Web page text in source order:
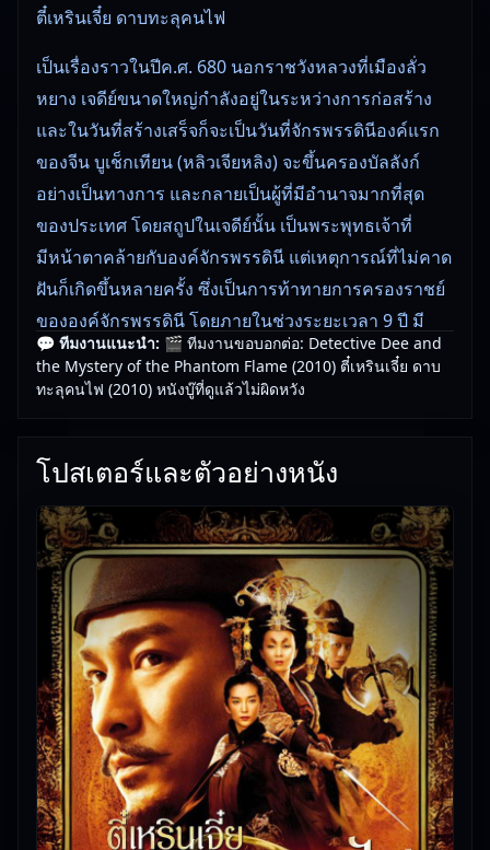
ตี๋เหรินเจี๋ย ดาบทะลุคนไฟ
เป็นเรื่องราวในปีค.ศ. 680 นอกราชวังหลวงที่เมืองลั่ว
หยาง เจดีย์ขนาดใหญ่กำลังอยู่ในระหว่างการก่อสร้าง
และในวันที่สร้างเสร็จก็จะเป็นวันที่จักรพรรดินีองค์แรก
ของจีน บูเช็กเทียน (หลิวเจียหลิง) จะขึ้นครองบัลลังก์
อย่างเป็นทางการ และกลายเป็นผู้ที่มีอำนาจมากที่สุด
ของประเทศ โดยสถูปในเจดีย์นั้น เป็นพระพุทธเจ้าที่
มีหน้าตาคล้ายกับองค์จักรพรรดินี แต่เหตุการณ์ที่ไม่คาด
ฝันก็เกิดขึ้นหลายครั้ง ซึ่งเป็นการท้าทายการครองราชย์
ขององค์จักรพรรดินี โดยภายในช่วงระยะเวลา 9 ปี มี
ผู้ชาย 7 คนเกิดปรากฎการณ์ไฟลุกทั่วตัวต่อหน้า
สาธารณะชน ร่างกายของพวกเขาถูกเผาไหม้จากข้าง
ทั้งหมด ต่างก็เป็นคนที่เธอจะเลื่อนตำแหน่งหลังได้ครอง
อำนาจอย่างเบ็ดเสร็จ เขาจะต้องช่วยราชสำนักอย่างไร
Detective Dee and the Mystery of the Phantom
Flame (2010) ตี๋เหรินเจี๋ย ดาบทะลุคนไฟ () ภาพยนตร์
หนังใหม่ชนโรงพร้อมให้รับชมออนไลน์แล้ววันนี้
หนังใหม่ชนโรงคุณภาพที่ดูได้ทุกวัย เหมาะสำหรับเวลา
พักผ่อน
💡 ทีมงาน Free Movie 24 คัดสรร Detective Dee and
the Mystery of the Phantom Flame (2010) ตี๋เหริน
เจี๋ย ดาบทะลุคนไฟ มาให้คุณดูฟรี
💬 ทีมงานแนะนำ: 🎬 ทีมงานขอบอกต่อ: Detective Dee and
the Mystery of the Phantom Flame (2010) ตี๋เหรินเจี๋ย ดาบ
ทะลุคนไฟ (2010) หนังบู๊ที่ดูแล้วไม่ผิดหวัง
โปสเตอร์และตัวอย่างหนัง